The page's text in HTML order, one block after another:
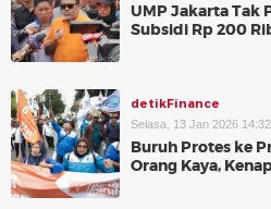
UMP Jakarta Tak
Subsidi Rp 200
detikFinance
Selasa, 13 Jan 2026
Buruh Protes ke
Orang Kaya,